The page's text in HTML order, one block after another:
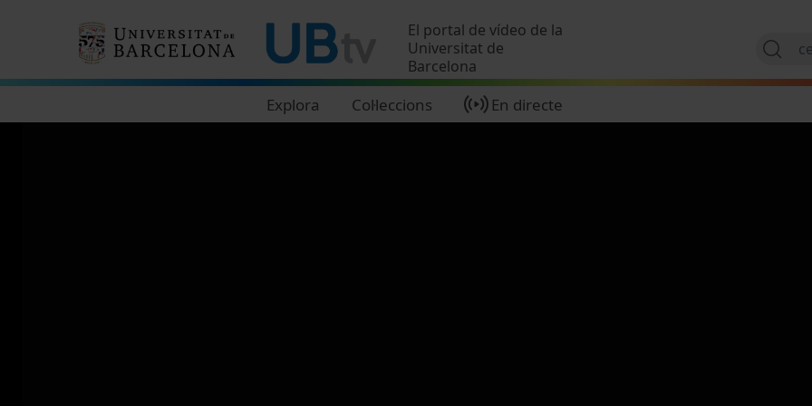
El portal de vídeo de la
Universitat de
Barcelona
Explora Col·leccions En directe